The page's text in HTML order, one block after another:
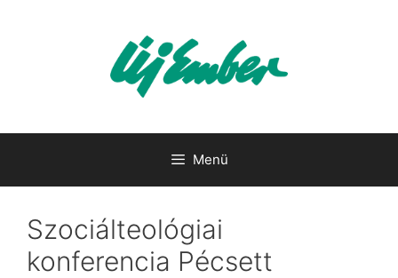
Menü
Szociálteológiai
konferencia Pécsett